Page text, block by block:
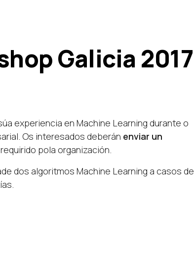
Galicia 2017
experiencia en Machine Learning durante o
Os interesados deberán enviar un
pola organización.
dos algoritmos Machine Learning a casos de